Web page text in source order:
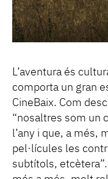
L’aventura és
comporta un gran
CineBaix. Com
“nosaltres som un
l’any i que, a més,
pel·lícules les
subtítols,